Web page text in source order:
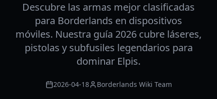
Descubre las armas mejor clasificadas
para Borderlands en dispositivos
móviles. Nuestra guía 2026 cubre láseres,
pistolas y subfusiles legendarios para
dominar Elpis.
2026-04-18 Borderlands Wiki Team